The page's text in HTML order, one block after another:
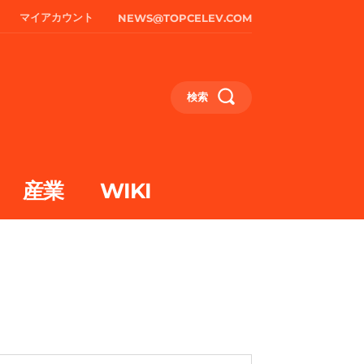
マイアカウント NEWS@TOPCELEV.COM
検索
産業 WIKI